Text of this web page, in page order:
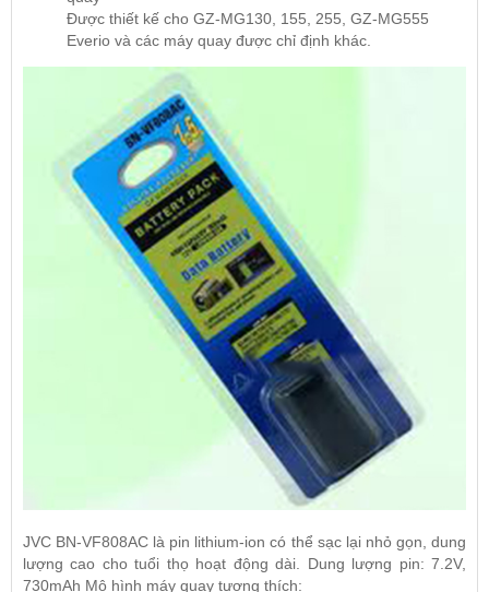
Được thiết kế cho GZ-MG130, 155, 255, GZ-MG555
Everio và các máy quay được chỉ định khác.
JVC BN-VF808AC là pin lithium-ion có thể sạc lại nhỏ gọn, dung
lượng cao cho tuổi thọ hoạt động dài. Dung lượng pin: 7.2V,
730mAh Mô hình máy quay tương thích: